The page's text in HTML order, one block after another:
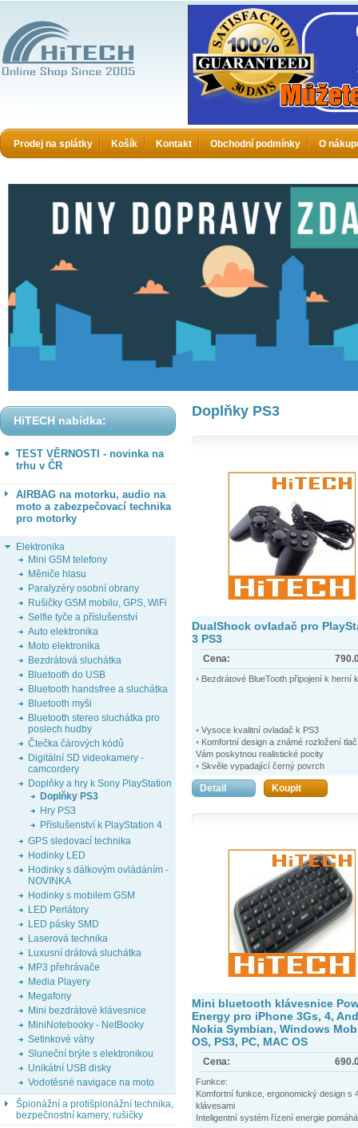
Prodej na splátky Košík Kontakt Obchodní podmínky O
HiTECH nabídka:
TEST VĚRNOSTI - novinka na
trhu v ČR
AIRBAG na motorku, audio na
moto a zabezpečovací technika
pro motorky
Elektronika
Mini GSM telefony
Měniče hlasu
Paralyzéry osobní obrany
Rušičky GSM mobilu, GPS, WiFi
Selfie tyče a příslušenství
Auto elektronika
Moto elektronika
Bezdrátová sluchátka
Bluetooth do USB
Bluetooth handsfree a sluchátka
Bluetooth myši
Bluetooth stereo sluchátka pro
poslech hudby
Čtečka čárových kódů
Digitální SD videokamery -
camcordery
Doplňky a hry k Sony PlayStation
Doplňky PS3
Hry PS3
Příslušenství k PlayStation 4
GPS sledovací technika
Hodinky LED
Hodinky s dálkovým ovládáním -
NOVINKA
Hodinky s mobilem GSM
LED Perlátory
LED pásky SMD
Laserová technika
Luxusní drátová sluchátka
MP3 přehrávače
Media Playery
Megafony
Mini bezdrátové klávesnice
MiniNotebooky - NetBooky
Setinkové váhy
Sluneční brýle s elektronikou
Unikátní USB disky
Vodotěsné navigace na moto
Špionážní a protišpionážní technika,
bezpečnostní kamery, rušičky
Doplňky PS3
DualShock ovladač pro
3 PS3
Cena:
◦ Bezdrátové BlueTooth připojení k herní
◦ Vysoce kvalitní ovladač k PS3
◦ Komfortní design a známé rozložení
Vám poskytnou realistické pocity
◦ Skvěle vypadající černý povrch
◦ Vibrační funkce podporované
◦ Možnost single mode
◦ Stabilní konstrukce
Detail Koupit
Mini bluetooth klávesnice
Energy pro iPhone 3Gs, 4,
Nokia Symbian, Windows
OS, PS3, PC, MAC OS
Cena:
Funkce:
Komfortní funkce, ergonomický design s
klávesami
Inteligentní systém řízení energie